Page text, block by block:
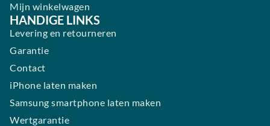
Mijn winkelwagen
HANDIGE LINKS
Levering en retourneren
Garantie
Contact
iPhone laten maken
Samsung smartphone laten maken
Wertgarantie